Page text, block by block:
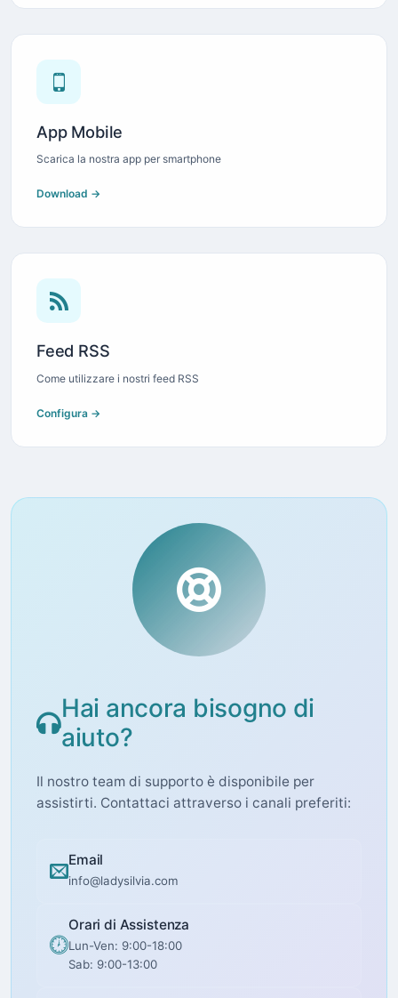
App Mobile
Scarica la nostra app per smartphone
Download →
Feed RSS
Come utilizzare i nostri feed RSS
Configura →
Hai ancora bisogno di
aiuto?
Il nostro team di supporto è disponibile per
assistirti. Contattaci attraverso i canali preferiti:
Email
info@ladysilvia.com
Orari di Assistenza
Lun-Ven: 9:00-18:00
Sab: 9:00-13:00